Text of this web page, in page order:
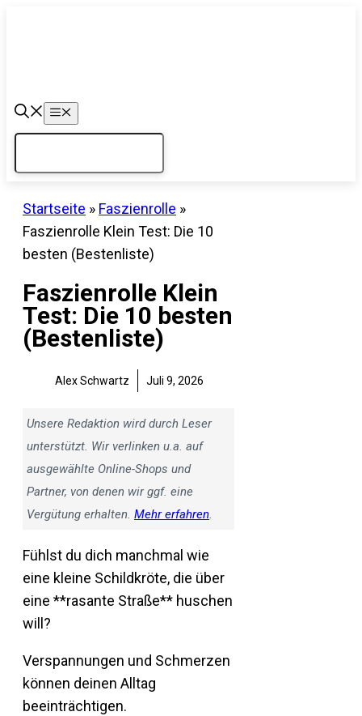
Menü
Startseite » Faszienrolle »
Faszienrolle Klein Test: Die 10
besten (Bestenliste)
Faszienrolle Klein
Test: Die 10 besten
(Bestenliste)
Alex Schwartz Juli 9, 2026
Unsere Redaktion wird durch Leser
unterstützt. Wir verlinken u.a. auf
ausgewählte Online-Shops und
Partner, von denen wir ggf. eine
Vergütung erhalten. Mehr erfahren.
Fühlst du dich manchmal wie
eine kleine Schildkröte, die über
eine **rasante Straße** huschen
will?
Verspannungen und Schmerzen
können deinen Alltag
beeinträchtigen.